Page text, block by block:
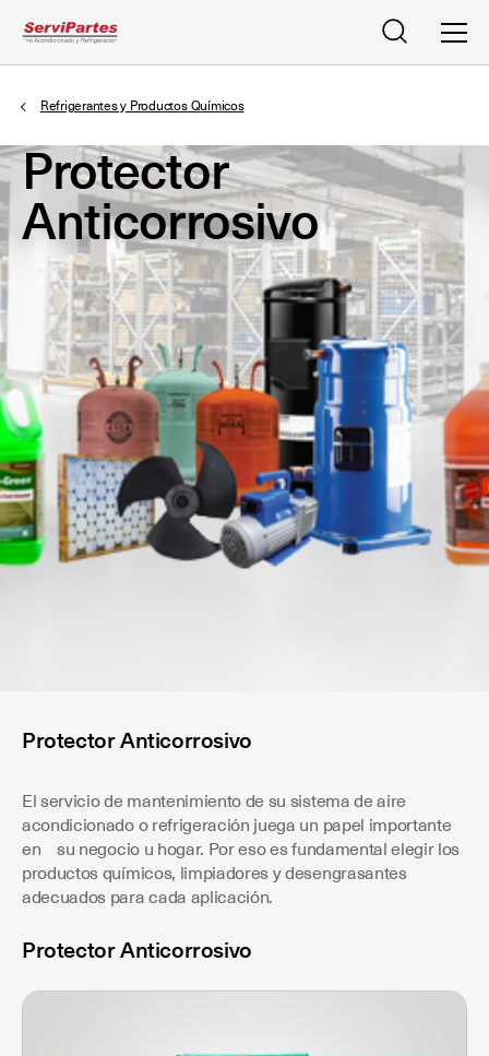
Buscar
Refrigerantes y Productos Químicos
Protector
Anticorrosivo
Protector Anticorrosivo
El servicio de mantenimiento de su sistema de aire
acondicionado o refrigeración juega un papel importante
en su negocio u hogar. Por eso es fundamental elegir los
productos químicos, limpiadores y desengrasantes
adecuados para cada aplicación.
Protector Anticorrosivo